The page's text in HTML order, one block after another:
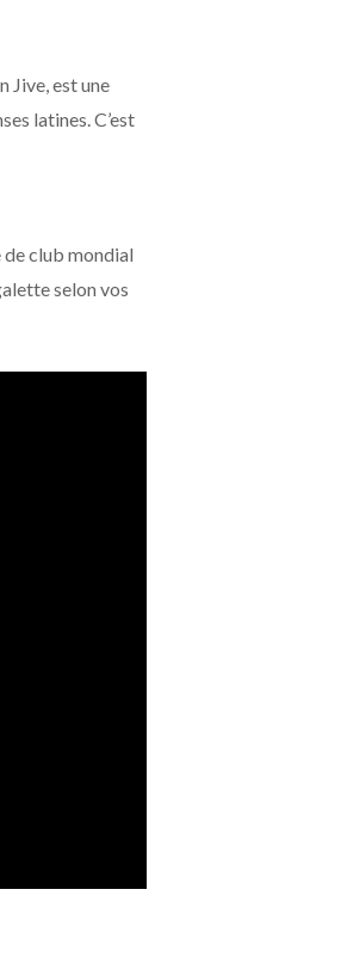
Jive, est une
latines. C’est
de club mondial
selon vos